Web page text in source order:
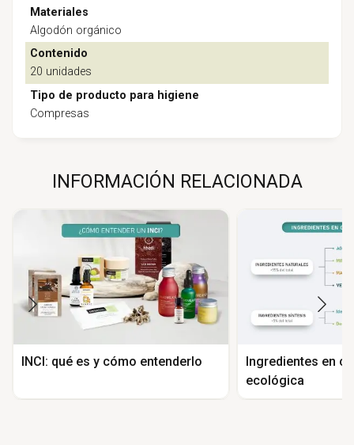
Materiales
Algodón orgánico
Contenido
20 unidades
Tipo de producto para higiene
Compresas
INFORMACIÓN RELACIONADA
INCI: qué es y cómo entenderlo
Ingredientes en
ecológica